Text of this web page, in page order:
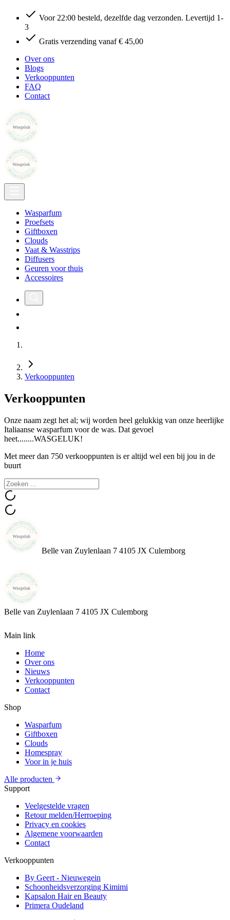
Voor 22:00 besteld, dezelfde dag verzonden. Levertijd 1-
3
Gratis verzending vanaf € 45,00
Over ons
Blogs
Verkooppunten
FAQ
Contact
Wasparfum
Proefsets
Giftboxen
Clouds
Vaat & Wasstrips
Diffusers
Geuren voor thuis
Accessoires
Verkooppunten
Verkooppunten
Onze naam zegt het al; wij worden heel gelukkig van onze heerlijke
Italiaanse wasparfum voor de was. Dat gevoel
heet........WASGELUK!
Met meer dan 750 verkooppunten is er altijd wel een bij jou in de
buurt
Belle van Zuylenlaan 7 4105 JX Culemborg
Belle van Zuylenlaan 7 4105 JX Culemborg
Main link
Home
Over ons
Nieuws
Verkooppunten
Contact
Shop
Wasparfum
Giftboxen
Clouds
Homespray
Voor in je huis
Alle producten
Support
Veelgestelde vragen
Retour melden/Herroeping
Privacy en cookies
Algemene voorwaarden
Contact
Verkooppunten
By Geert - Nieuwegein
Schoonheidsverzorging Kimimi
Kapsalon Hair en Beauty
Primera Oudeland